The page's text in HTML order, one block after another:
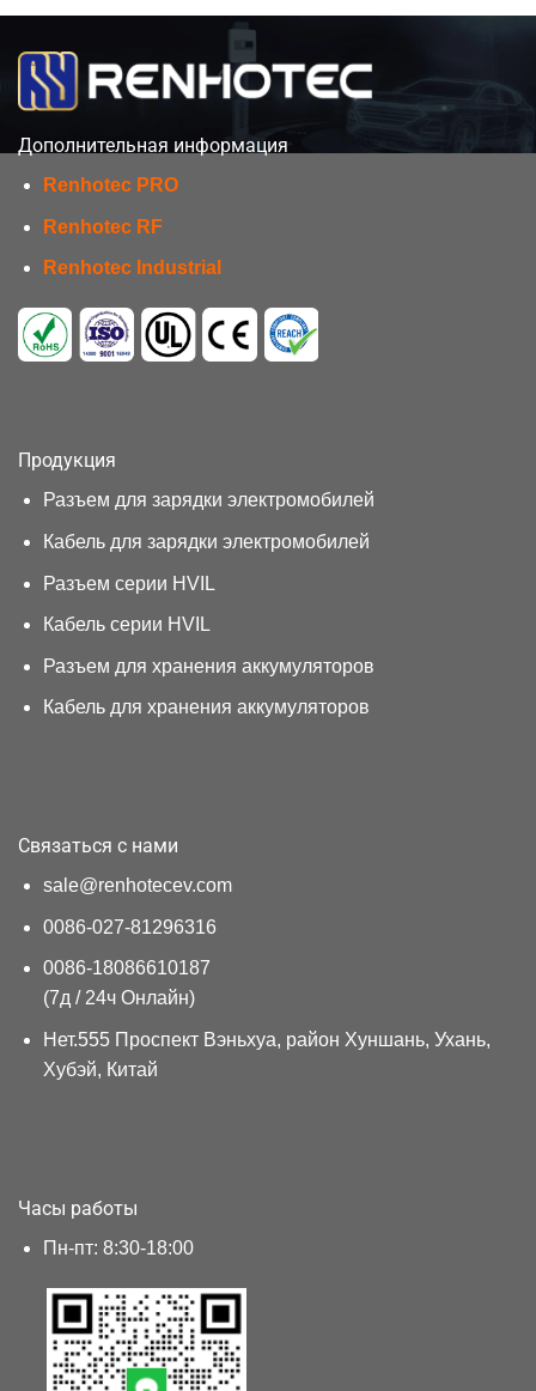
Дополнительная информация
Renhotec PRO
Renhotec RF
Renhotec Industrial
Продукция
Разъем для зарядки электромобилей
Кабель для зарядки электромобилей
Разъем серии HVIL
Кабель серии HVIL
Разъем для хранения аккумуляторов
Кабель для хранения аккумуляторов
Связаться с нами
sale@renhotecev.com
0086-027-81296316
0086-18086610187
(7д / 24ч Онлайн)
Нет.555 Проспект Вэньхуа, район Хуншань, Ухань,
Хубэй, Китай
Часы работы
Пн-пт: 8:30-18:00